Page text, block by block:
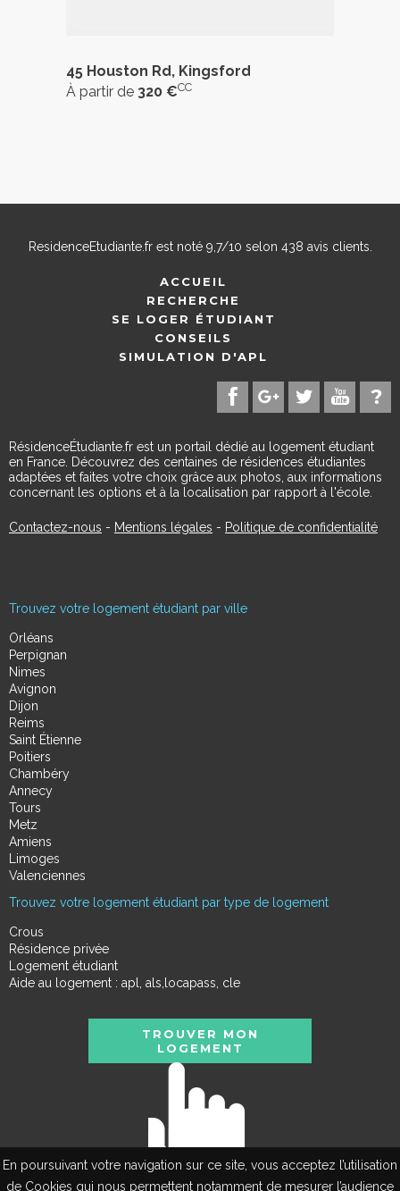
En poursuivant votre navigation sur ce site, vous acceptez l’utilisation
de Cookies qui nous permettent notamment de mesurer l’audience
45 Houston Rd, Kingsford
À partir de 320 €CC
ResidenceEtudiante.frest noté 9,7/10 selon 438 avis clients.
ACCUEIL
RECHERCHE
SE LOGER ÉTUDIANT
CONSEILS
SIMULATION D'APL
RésidenceÉtudiante.fr est un portail dédié au logement étudiant
en France. Découvrez des centaines de résidences étudiantes
adaptées et faites votre choix grâce aux photos, aux informations
concernant les options et à la localisation par rapport à l'école.
Contactez-nous - Mentions légales - Politique de confidentialité
Trouvez votre logement étudiant par ville
Orléans
Perpignan
Nimes
Avignon
Dijon
Reims
Saint Étienne
Poitiers
Chambéry
Annecy
Tours
Metz
Amiens
Limoges
Valenciennes
Trouvez votre logement étudiant par type de logement
Crous
Résidence privée
Logement étudiant
Aide au logement : apl, als,locapass, cle
TROUVER MON
LOGEMENT